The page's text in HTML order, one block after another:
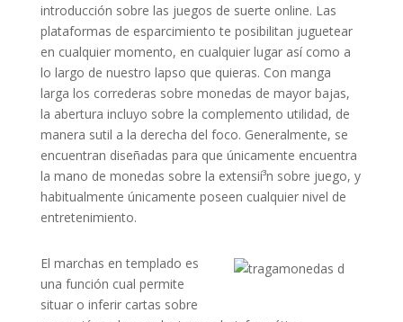
introducción sobre las juegos de suerte online. Las
plataformas de esparcimiento te posibilitan juguetear
en cualquier momento, en cualquier lugar así­ como a
lo largo de nuestro lapso que quieras. Con manga
larga los correderas sobre monedas de mayor bajas,
la abertura incluyo sobre la complemento utilidad, de
manera sutil a la derecha del foco. Generalmente, se
encuentran diseñadas para que únicamente encuentra
la mano de monedas sobre la extensií³n sobre juego, y
habitualmente únicamente poseen cualquier nivel de
entretenimiento.
El marchas en templado es
una función cual permite
situar o inferir cartas sobre